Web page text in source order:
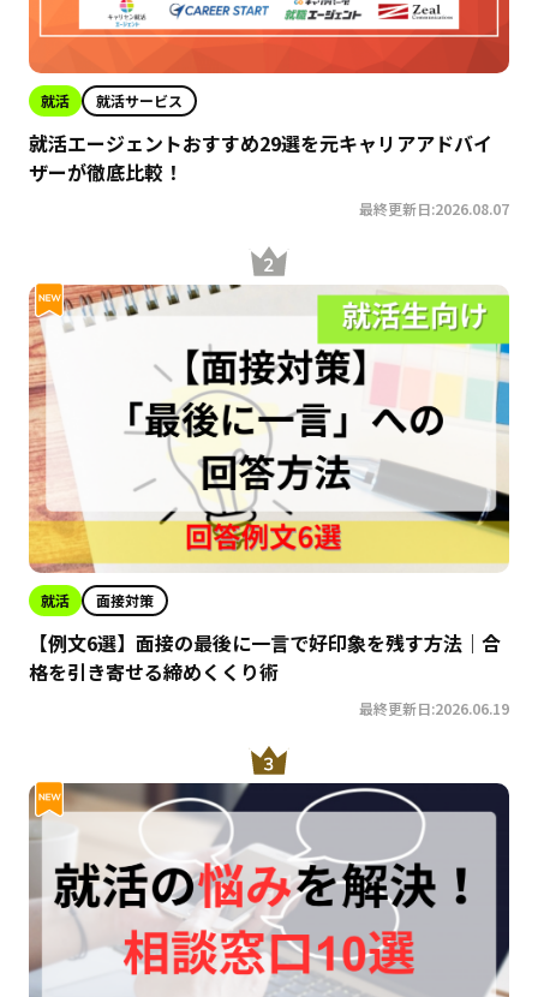
就活 就活サービス
就活エージェントおすすめ29選を元キャリアアドバイ
ザーが徹底比較！
最終更新日:2026.08.07
就活 面接対策
【例文6選】面接の最後に一言で好印象を残す方法｜合
格を引き寄せる締めくくり術
最終更新日:2026.06.19